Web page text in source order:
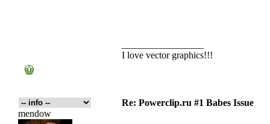
I love vector graphics!!!
Re: Powerclip.ru #1 Babes Issue
mendow